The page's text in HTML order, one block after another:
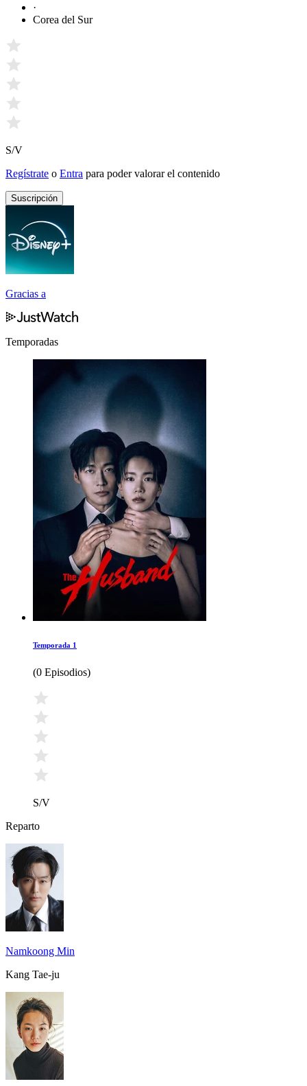
·
Corea del Sur
S/V
Regístrate o Entra para poder valorar el contenido
Suscripción
Gracias a
Temporadas
Temporada 1
(0 Episodios)
S/V
Reparto
Namkoong Min
Kang Tae-ju